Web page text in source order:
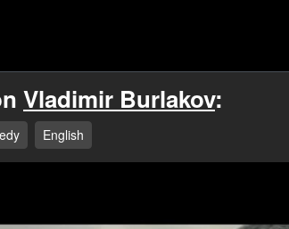
Vladimir Burlakov:
English